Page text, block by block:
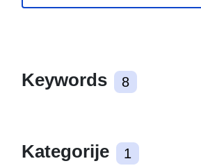
Keywords 8
Kategorije 1